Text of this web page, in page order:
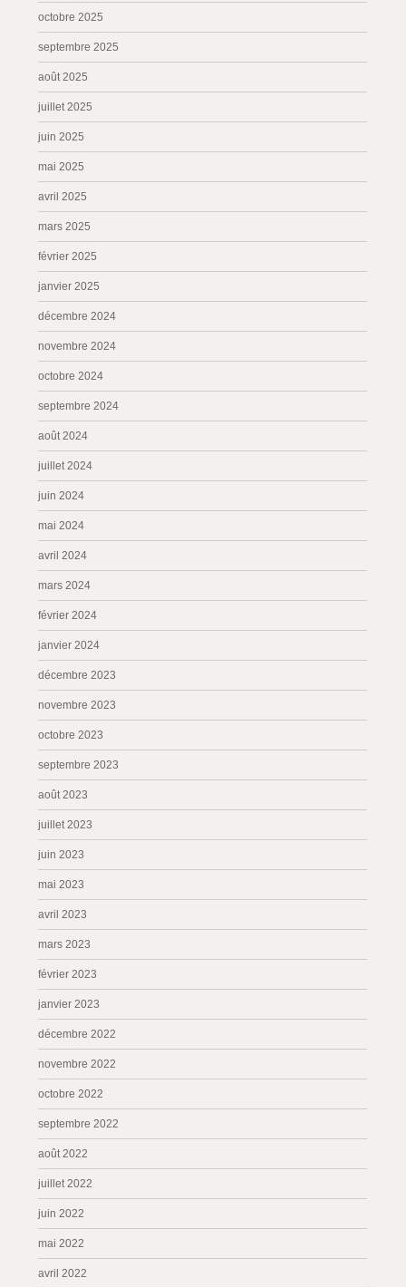
octobre 2025
septembre 2025
août 2025
juillet 2025
juin 2025
mai 2025
avril 2025
mars 2025
février 2025
janvier 2025
décembre 2024
novembre 2024
octobre 2024
septembre 2024
août 2024
juillet 2024
juin 2024
mai 2024
avril 2024
mars 2024
février 2024
janvier 2024
décembre 2023
novembre 2023
octobre 2023
septembre 2023
août 2023
juillet 2023
juin 2023
mai 2023
avril 2023
mars 2023
février 2023
janvier 2023
décembre 2022
novembre 2022
octobre 2022
septembre 2022
août 2022
juillet 2022
juin 2022
mai 2022
avril 2022